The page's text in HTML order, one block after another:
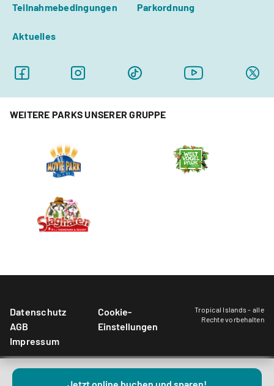
Teilnahmebedingungen Parkordnung
Aktuelles
WEITERE PARKS UNSERER GRUPPE
Datenschutz
AGB
Impressum
Cookie-
Einstellungen
Tropical Islands - alle
Rechte vorbehalten